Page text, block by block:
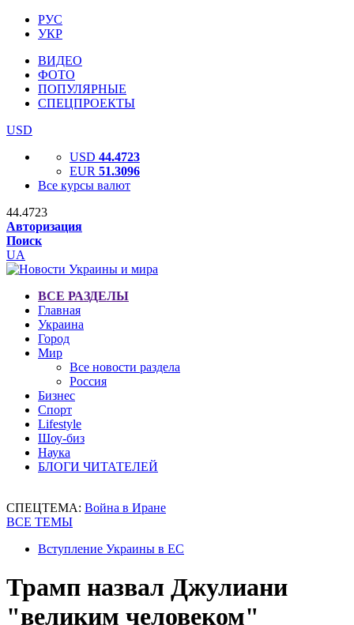
РУС
УКР
ВИДЕО
ФОТО
ПОПУЛЯРНЫЕ
СПЕЦПРОЕКТЫ
USD
USD 44.4723
EUR 51.3096
Все курсы валют
44.4723
Авторизация
Поиск
UA
ВСЕ РАЗДЕЛЫ
Главная
Украина
Город
Мир
Все новости раздела
Россия
Бизнес
Спорт
Lifestyle
Шоу-биз
Наука
БЛОГИ ЧИТАТЕЛЕЙ
СПЕЦТЕМА: Война в Иране
ВСЕ ТЕМЫ
Вступление Украины в ЕС
Трамп назвал Джулиани
"великим человеком"